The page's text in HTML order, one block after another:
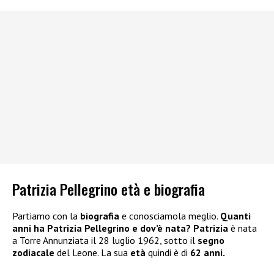
Patrizia Pellegrino età e biografia
Partiamo con la biografia e conosciamola meglio. Quanti
anni ha Patrizia Pellegrino e dov’è nata? Patrizia è nata
a Torre Annunziata il 28 luglio 1962, sotto il segno
zodiacale del Leone. La sua età quindi è di 62 anni.